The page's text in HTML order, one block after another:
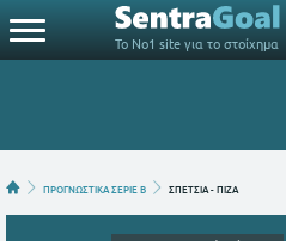
Το Νο1 site για το στοίχημα
ΠΡΟΓΝΩΣΤΙΚΑ ΣΕΡΙΕ B ΣΠΕΤΣΙΑ - ΠΙΖΑ